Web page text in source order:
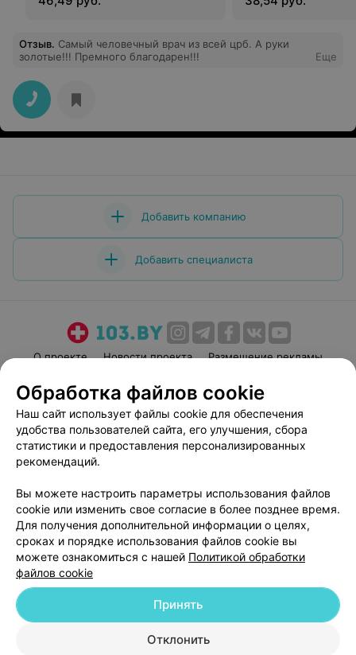
Отзыв. Самый человечный врач из всей црб. А руки
золотые!!! Премного благодарен!!!
Еще
Добавить компанию
Добавить специалиста
О проекте Новости проекта
Размещение рекламы
Пользовательское соглашение
Способы оплаты
Вакансии
Партнеры
Написать руководителю 103.by
Персональные настройки cookie
Обработка персональных данных
© 2026 ООО «Артокс Лаб», УНП 191700409| 220012, Республика Беларусь,
г. Минск, улица Толбухина, 2, пом. 16 | help@103.by
Обработка файлов cookie
Наш сайт использует файлы cookie для обеспечения
удобства пользователей сайта, его улучшения, сбора
статистики и предоставления персонализированных
рекомендаций.
Вы можете настроить параметры использования файлов
cookie или изменить свое согласие в более позднее время.
Для получения дополнительной информации о целях,
сроках и порядке использования файлов cookie вы
можете ознакомиться с нашей Политикой обработки
файлов cookie
Отклонить
Принять